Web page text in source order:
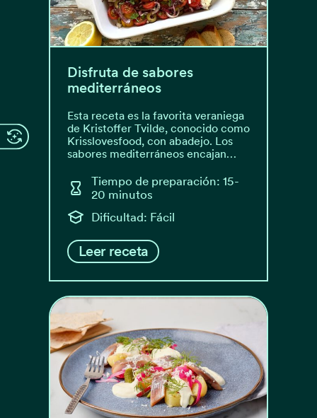
Disfruta de sabores
mediterráneos
Esta receta es la favorita veraniega
de Kristoffer Tvilde, conocido como
Krisslovesfood, con abadejo. Los
sabores mediterráneos encajan…
Tiempo de preparación: 15-
20 minutos
Dificultad: Fácil
Leer receta